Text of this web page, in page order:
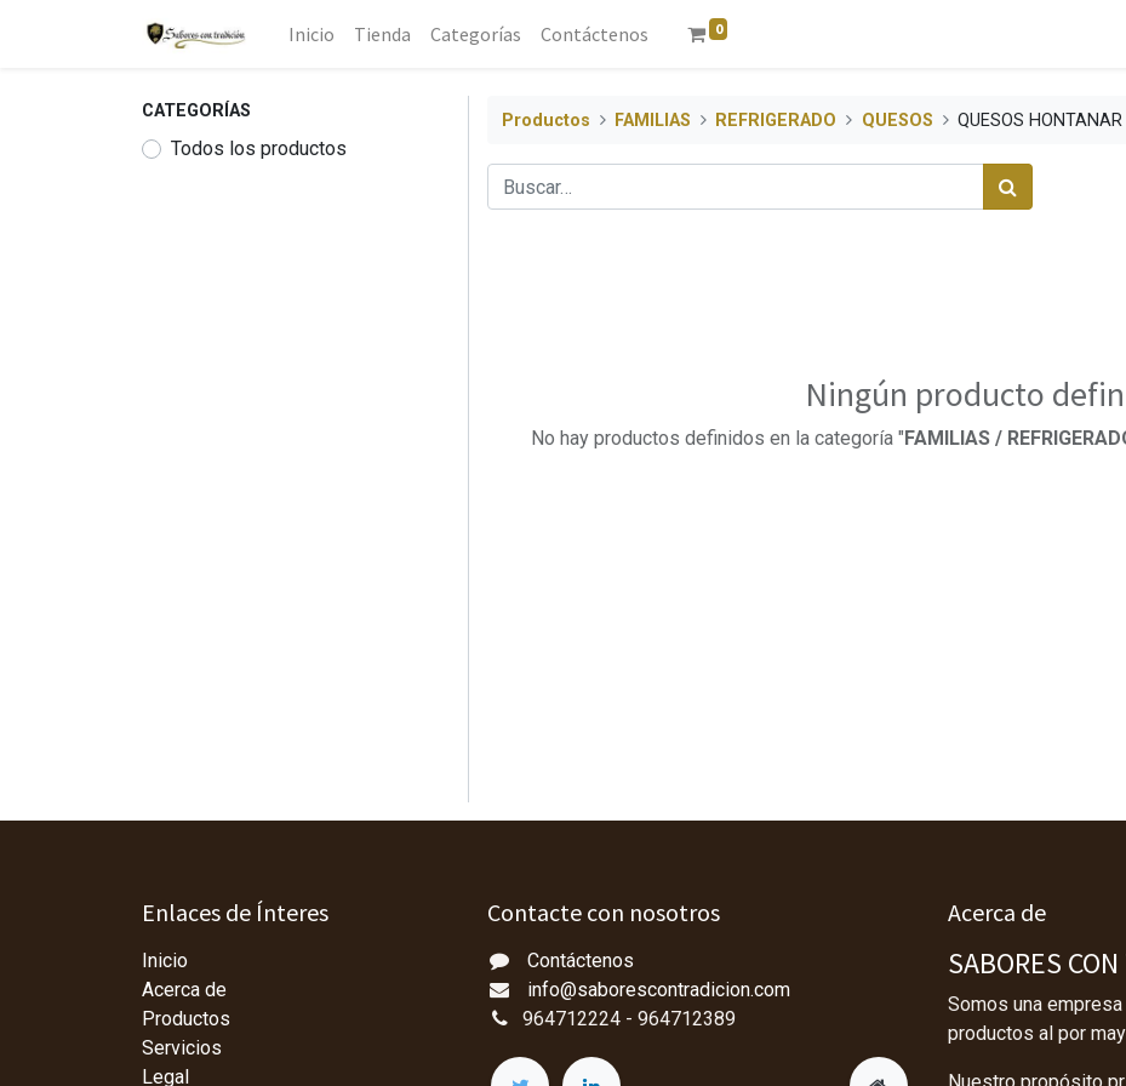
Inicio Tienda Categorías Contáctenos 0
CATEGORÍAS
Todos los productos
Productos FAMILIAS REFRIGERADO QUESOS QUESOS HONTANAR
Ningún producto
No hay productos definidos en la categoría " FAMILIAS /
Enlaces de Ínteres
Inicio
Acerca de
Productos
Servicios
Legal
Contacte con nosotros
Contáctenos
info@saborescontradicion.com
964712224 - 964712389
Acerca de
SABORES
Somos una
productos al por